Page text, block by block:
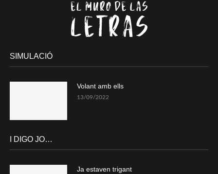
SIMULACIÓ
Volant amb ells
13/09/2022
I DIGO JO…
Ja estaven trigant